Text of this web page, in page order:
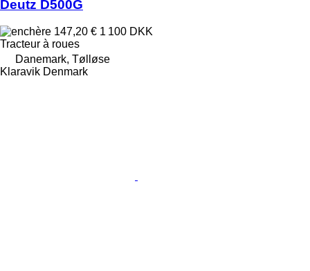
Deutz D500G
147,20 € 1 100 DKK
Tracteur à roues
Danemark, Tølløse
Klaravik Denmark